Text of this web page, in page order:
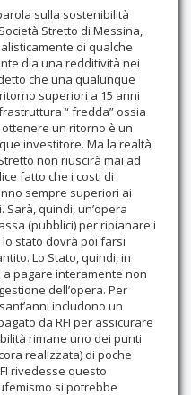
sulla sostenibilità
Stretto di Messina,
di qualche
dia una redditività nei
che una qualunque
superiori a 15 anni
“ fredda” ossia
un ritorno è un
investitore. Ma la realtà
non riuscirà mai ad
fatto che i costi di
sempre superiori ai
quindi, un’opera
(pubblici) per ripianare i
lo stato dovrà poi farsi
Lo Stato, quindi, in
pagare interamente non
dell’opera. Per
includono un
da RFI per assicurare
rimane uno dei punti
realizzata) di poche
rivedesse questo
si potrebbe